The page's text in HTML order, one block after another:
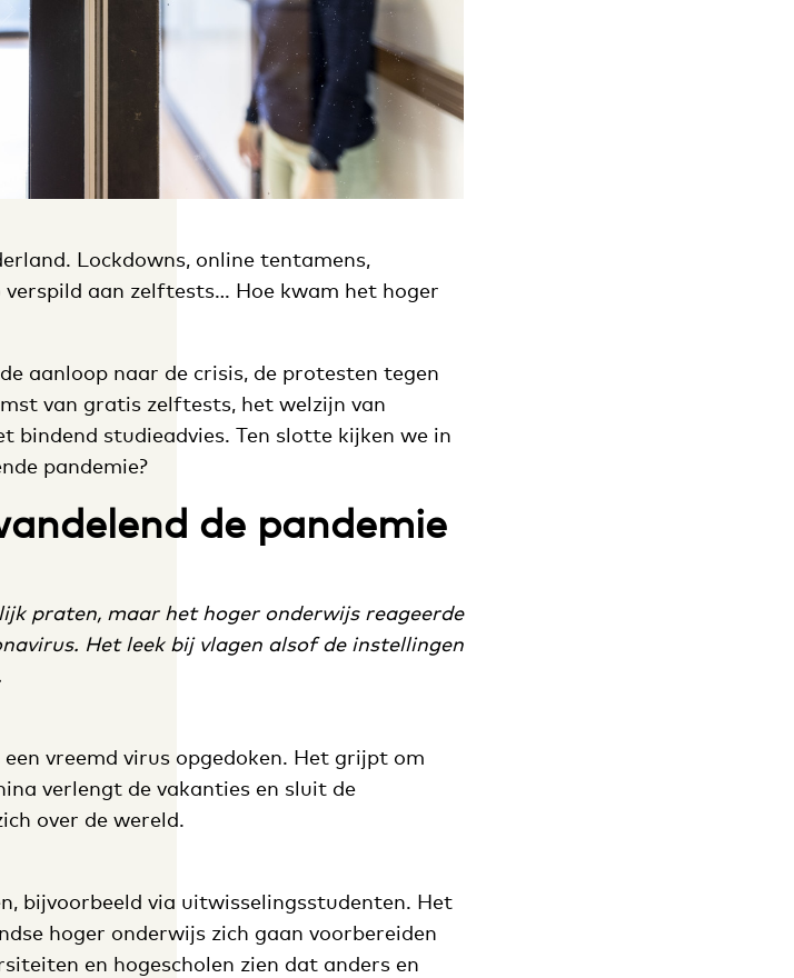
Lockdowns, online tentamens,
aan zelftests… Hoe kwam het hoger
aanloop naar de crisis, de protesten tegen
van gratis zelftests, het welzijn van
bindend studieadvies. Ten slotte kijken we in
pandemie?
de pandemie
praten, maar het hoger onderwijs reageerde
Het leek bij vlagen alsof de instellingen
vreemd virus opgedoken. Het grijpt om
verlengt de vakanties en sluit de
over de wereld.
bijvoorbeeld via uitwisselingsstudenten. Het
hoger onderwijs zich gaan voorbereiden
en hogescholen zien dat anders en